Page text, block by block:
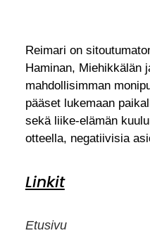
Reimari on
Haminan, Miehikkälän
mahdollisimman
pääset lukemaan
sekä liike-elämän
otteella, negatiivisia
Linkit
Etusivu